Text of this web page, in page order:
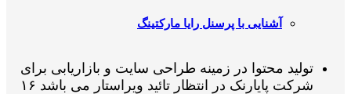
آشنایی با پرسنل رایا مارکتینگ
تولید محتوا در زمینه طراحی سایت و بازاریابی برای
شرکت پایارنک در انتظار تائید ویراستار می باشد ۱۶